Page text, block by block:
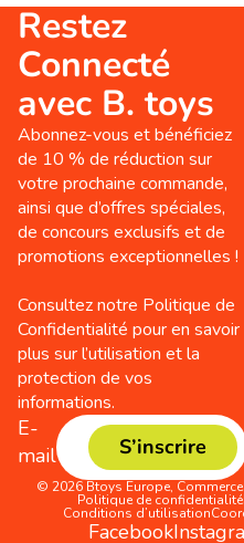
Restez
Connecté
avec B. toys
Abonnez-vous et bénéficiez
de 10 % de réduction sur
votre prochaine commande,
ainsi que d’offres spéciales,
de concours exclusifs et de
promotions exceptionnelles !
Consultez notre Politique de
Confidentialité pour en savoir
plus sur l’utilisation et la
protection de vos
informations.
E-
mail
S’inscrire
© 2026Btoys Europe,
Politique de confidentialité
Conditions d’utilisation
Facebook